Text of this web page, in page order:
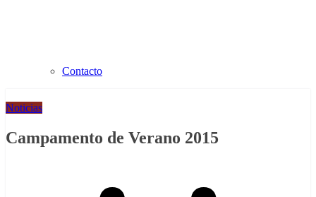
Contacto
Noticias
Campamento de Verano 2015